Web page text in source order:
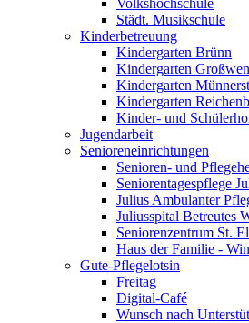
Volkshochschule
Städt. Musikschule
Kinderbetreuung
Kindergarten Brünn
Kindergarten
Kindergarten
Kindergarten
Kinder- und
Jugendarbeit
Senioreneinrichtungen
Senioren- und
Seniorentagespflege
Julius Ambulanter
Juliusspital Betreutes
Seniorenzentrum St.
Haus der Familie -
Gute-Pflegelotsin
Freitag
Digital-Café
Wunsch nach